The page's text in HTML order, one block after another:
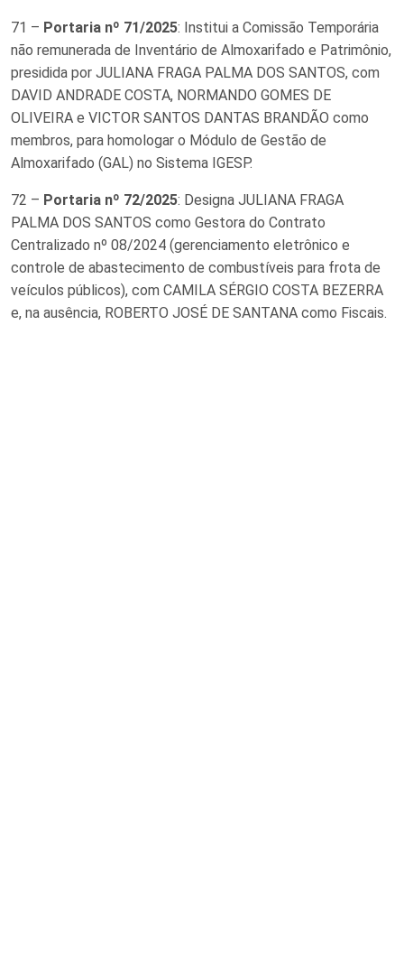
71 – Portaria nº 71/2025: Institui a Comissão Temporária
não remunerada de Inventário de Almoxarifado e Patrimônio,
presidida por JULIANA FRAGA PALMA DOS SANTOS, com
DAVID ANDRADE COSTA, NORMANDO GOMES DE
OLIVEIRA e VICTOR SANTOS DANTAS BRANDÃO como
membros, para homologar o Módulo de Gestão de
Almoxarifado (GAL) no Sistema IGESP.
72 – Portaria nº 72/2025: Designa JULIANA FRAGA
PALMA DOS SANTOS como Gestora do Contrato
Centralizado nº 08/2024 (gerenciamento eletrônico e
controle de abastecimento de combustíveis para frota de
veículos públicos), com CAMILA SÉRGIO COSTA BEZERRA
e, na ausência, ROBERTO JOSÉ DE SANTANA como Fiscais.